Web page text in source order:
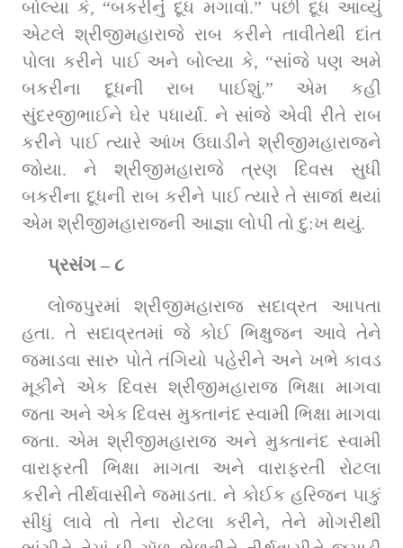
બોલ્‍યા કે, “બકરીનું દૂધ મગાવો.” પછી દૂધ આવ્‍યું
એટલે શ્રીજીમહારાજે રાબ કરીને તાવીતેથી દાંત
પોલા કરીને પાઈ અને બોલ્‍યા કે, “સાંજે પણ અમે
બકરીના દૂધની રાબ પાઈશું.” એમ કહી
સુંદરજીભાઈને ઘેર પધાર્યા. ને સાંજે એવી રીતે રાબ
કરીને પાઈ ત્‍યારે આંખ ઉઘાડીને શ્રીજીમહારાજને
જોયા. ને શ્રીજીમહારાજે ત્રણ દિવસ સુધી
બકરીના દૂધની રાબ કરીને પાઈ ત્‍યારે તે સાજાં થયાં
એમ શ્રીજીમહારાજની આજ્ઞા લોપી તો દુ:ખ થયું.
પ્રસંગ – ૮
લોજપુરમાં શ્રીજીમહારાજ સદાવ્રત આપતા
હતા. તે સદાવ્રતમાં જે કોઈ ભિક્ષુજન આવે તેને
જમાડવા સારુ પોતે તંગિયો પહેરીને અને ખભે કાવડ
મૂકીને એક દિવસ શ્રીજીમહારાજ ભિક્ષા માગવા
જતા અને એક દિવસ મુક્તાનંદ સ્‍વામી ભિક્ષા માગવા
જતા. એમ શ્રીજીમહારાજ અને મુક્તાનંદ સ્‍વામી
વારાફરતી ભિક્ષા માગતા અને વારાફરતી રોટલા
કરીને તીર્થવાસીને જમાડતા. ને કોઈક હરિજન પાકું
સીધું લાવે તો તેના રોટલા કરીને, તેને મોગરીથી